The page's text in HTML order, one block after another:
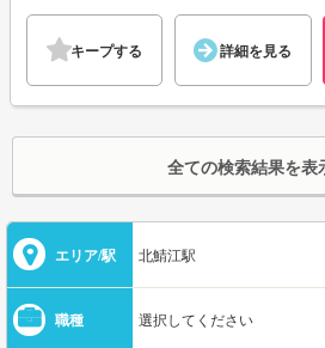
キープする 詳細を見る
全ての検索結果を表
エリア/駅 北鯖江駅
職種 選択してください